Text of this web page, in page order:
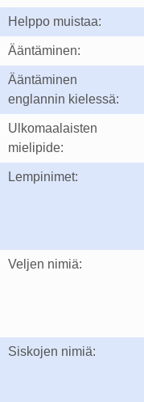
Helppo muistaa:
Ääntäminen:
Ääntäminen
englannin kielessä:
Ulkomaalaisten
mielipide:
Lempinimet:
Veljen nimiä:
Siskojen nimiä: